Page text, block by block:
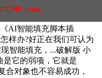
AI智能填充脚本插
样办?好正在我们可认为
智能填充，...破解版 小
是它的弱项，它就是
合对象也不容易成功，